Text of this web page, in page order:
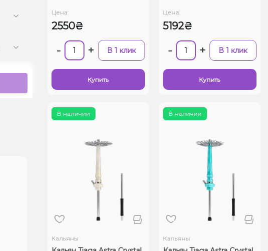
Цена:
2550₴
- + В 1 клик
Купить
Цена:
5192₴
- + В 1 клик
Купить
В наличии
Кальяны
В наличии
Кальяны